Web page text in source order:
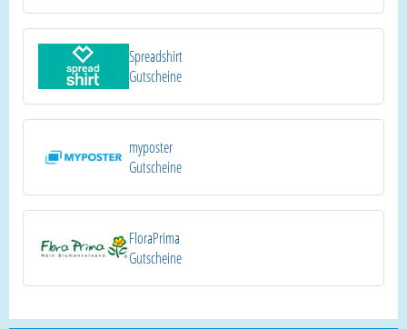
Spreadshirt
Gutscheine
myposter
Gutscheine
FloraPrima
Gutscheine